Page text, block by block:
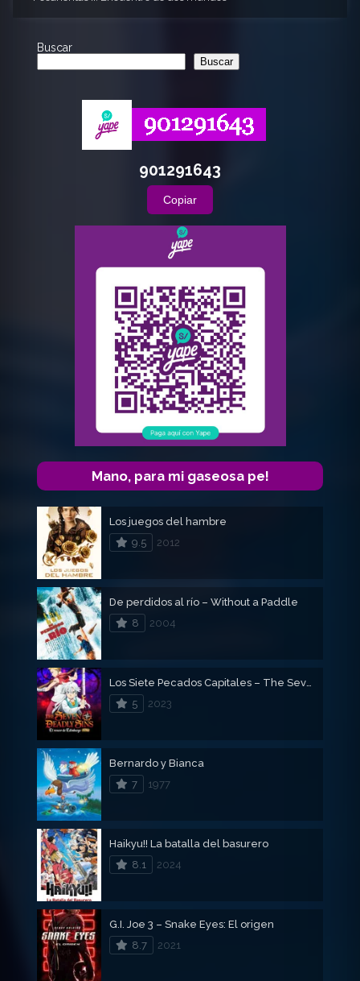
Buscar
Buscar
901291643
Copiar
Mano, para mi gaseosa pe!
Los juegos del hambre
9.5
2012
De perdidos al río – Without a Paddle
8
2004
Los Siete Pecados Capitales – The Seven Deadly Sins: El rencor de Edimburgo (Parte 2)
5
2023
Bernardo y Bianca
7
1977
Haikyu!! La batalla del basurero
8.1
2024
G.I. Joe 3 – Snake Eyes: El origen
8.7
2021